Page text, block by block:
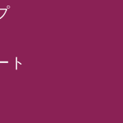
ト